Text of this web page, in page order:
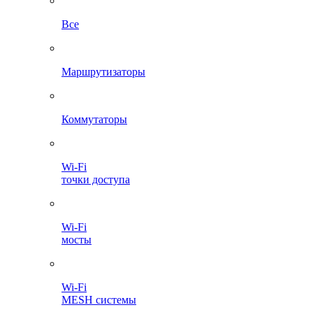
Все
Маршрутизаторы
Коммутаторы
Wi-Fi
точки доступа
Wi-Fi
мосты
Wi-Fi
MESH системы